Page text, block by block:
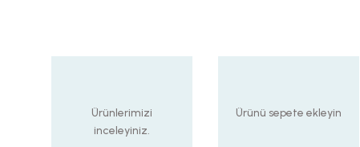
Ürünlerimizi
inceleyiniz.
Ürünü sepete ekleyin